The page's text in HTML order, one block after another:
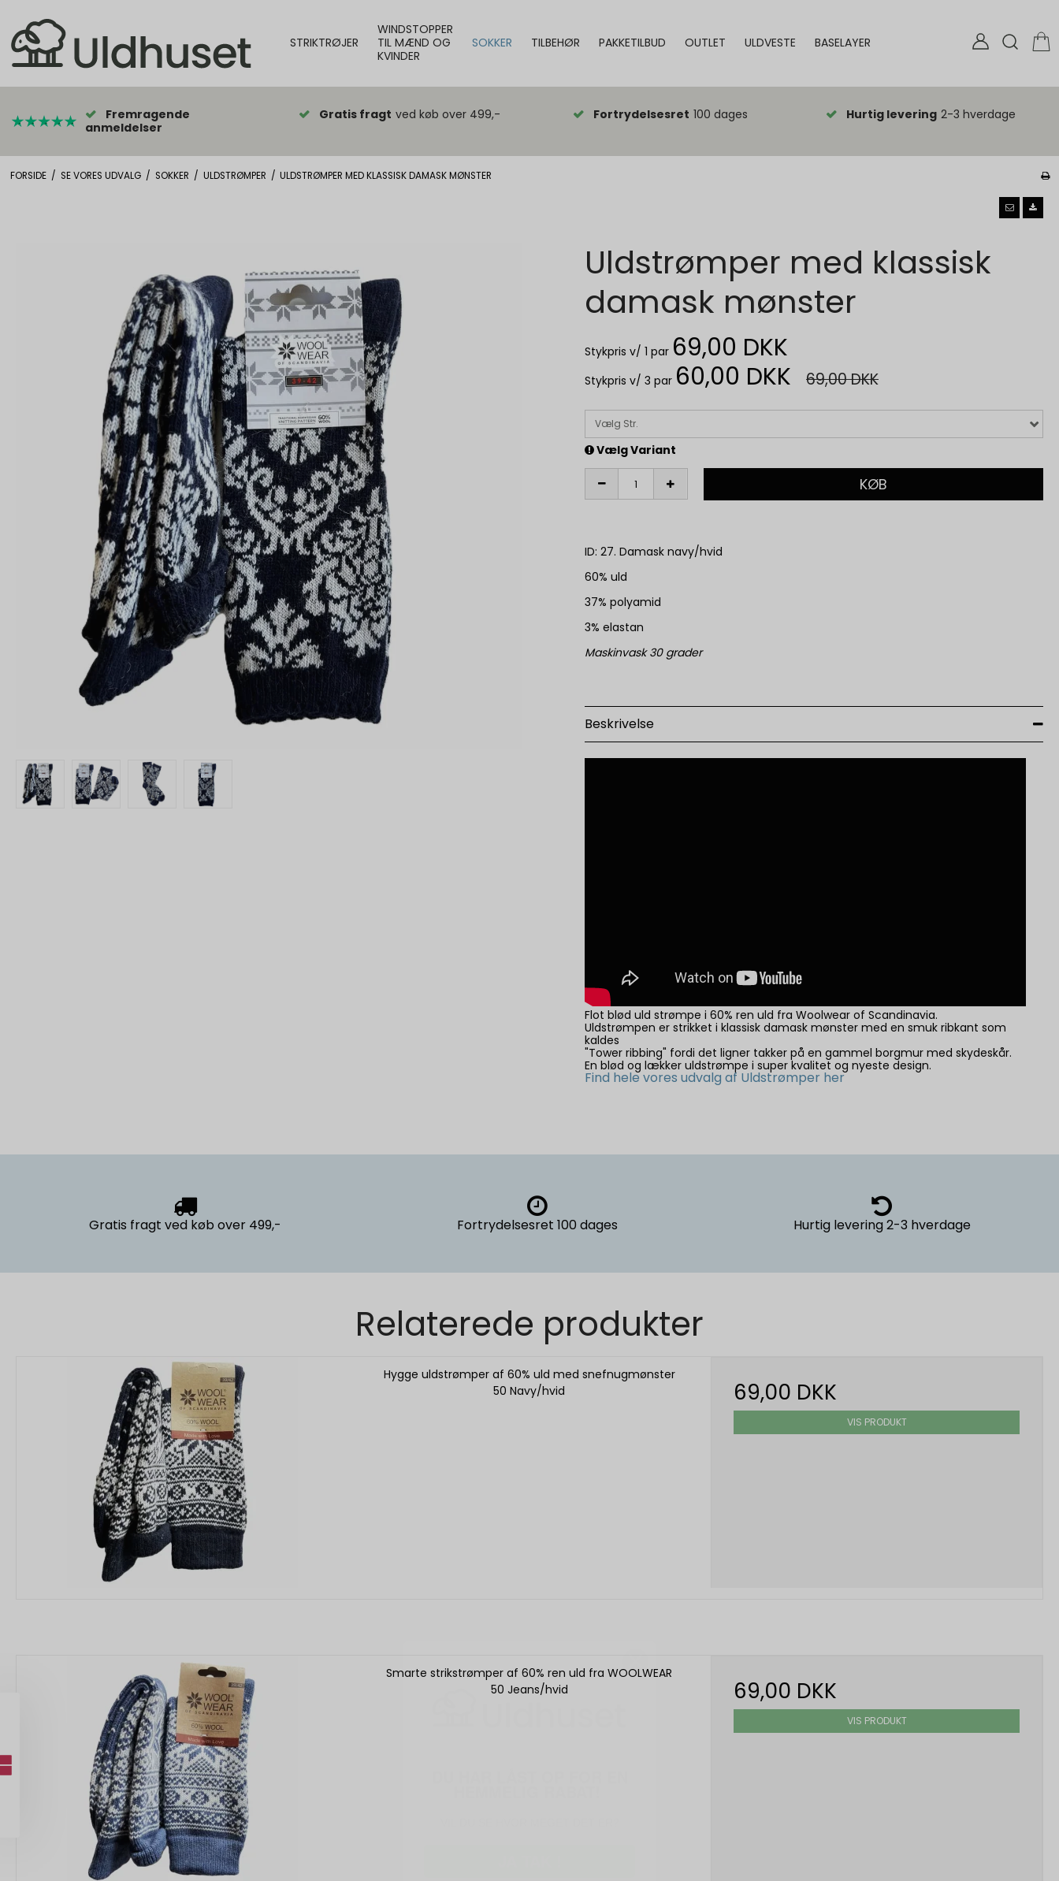
STRIKTRØJER
WINDSTOPPER
TIL MÆND OG
KVINDER
SOKKER TILBEHØR PAKKETILBUD OUTLET ULDVESTE BASELAYER
Fremragende
anmeldelser
Gratis fragt ved køb over 499,- Fortrydelsesret 100 dages Hurtig levering 2-3 hverdage
FORSIDE / SE VORES UDVALG / SOKKER / ULDSTRØMPER / ULDSTRØMPER MED KLASSISK DAMASK MØNSTER
Uldstrømper med klassisk
damask mønster
Stykpris v/ 1 par 69,00 DKK
Stykpris v/ 3 par 60,00 DKK 69,00 DKK
Vælg Str.
Vælg Variant
KØB
ID: 27. Damask navy/hvid
60% uld
37% polyamid
3% elastan
Maskinvask 30 grader
Beskrivelse
Flot blød uld strømpe i 60% ren uld fra Woolwear of Scandinavia.
Uldstrømpen er strikket i klassisk damask mønster med en smuk ribkant som
kaldes
"Tower ribbing" fordi det ligner takker på en gammel borgmur med skydeskår.
En blød og lækker uldstrømpe i super kvalitet og nyeste design.
Find hele vores udvalg af Uldstrømper her
Gratis fragt ved køb over 499,- Fortrydelsesret 100 dages Hurtig levering2-3 hverdage
Relaterede produkter
Hygge uldstrømper af 60% uld med snefnugmønster
50 Navy/hvid
69,00 DKK
VIS PRODUKT
Smarte strikstrømper af 60% ren uld fra WOOLWEAR
50 Jeans/hvid
69,00 DKK
VIS PRODUKT